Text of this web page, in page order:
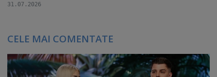
31.07.2026
CELE MAI COMENTATE